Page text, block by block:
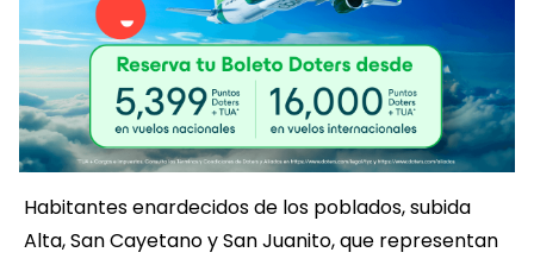
Habitantes enardecidos de los poblados, subida
Alta, San Cayetano y San Juanito, que representan